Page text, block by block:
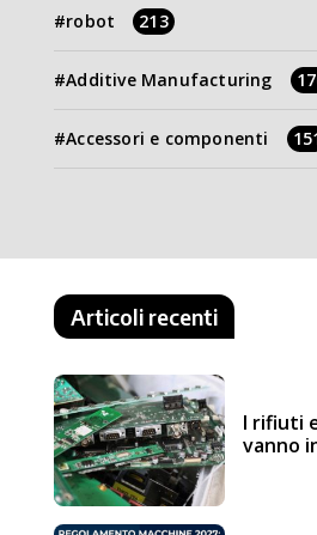
robot 213
Additive Manufacturing
Accessori e componenti
Articoli recenti
I rifiuti
vanno